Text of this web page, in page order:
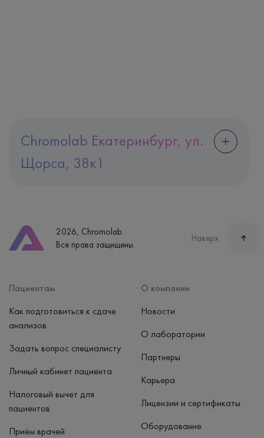
Chromolab Екатеринбург, ул.
Щорса, 38к1
Часы работы
пн-вс: 7:30-15:00
2026, Chromolab.
Все права защищены.
Наверх
Пациентам
Как подготовиться к сдаче
анализов
Задать вопрос специалисту
Личный кабинет пациента
Налоговый вычет для
пациентов
Приём врачей
О компании
Новости
О лаборатории
Партнеры
Карьера
Лицензии и сертификаты
Оборудование